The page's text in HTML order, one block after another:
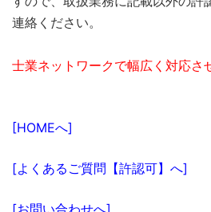
連絡ください。
士業ネットワークで幅広く対応さ
[HOMEへ]
[よくあるご質問【許認可】へ]
[お問い合わせへ]